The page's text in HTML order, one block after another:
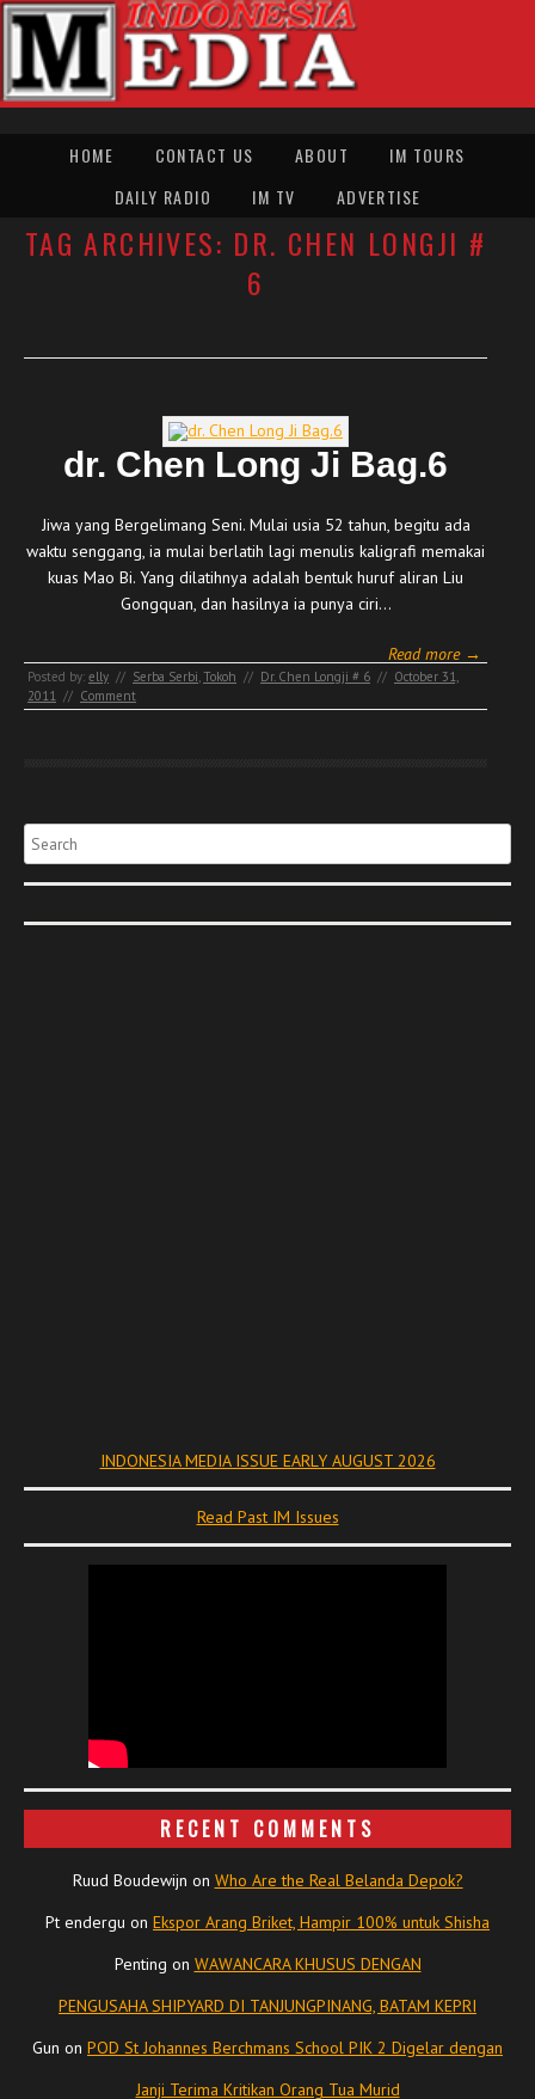
HOME CONTACT US ABOUT
IM TOURS
DAILY RADIO
IM TV ADVERTISE
TAG ARCHIVES: DR. CHEN LONGJI #
6
dr. Chen Long Ji Bag.6
Jiwa yang Bergelimang Seni. Mulai usia 52 tahun, begitu ada
waktu senggang, ia mulai berlatih lagi menulis kaligrafi memakai
kuas Mao Bi. Yang dilatihnya adalah bentuk huruf aliran Liu
Gongquan, dan hasilnya ia punya ciri…
Read more →
Posted by: elly // Serba Serbi Tokoh // Dr. Chen Longji # 6 // October 31,
2011
// Comment
Search
INDONESIA MEDIA ISSUE EARLY AUGUST 2026
Read Past IM Issues
RECENT COMMENTS
Ruud Boudewijn on Who Are the Real Belanda Depok?
Pt endergu on Ekspor Arang Briket, Hampir 100% untuk Shisha
Penting on WAWANCARA KHUSUS DENGAN
PENGUSAHA SHIPYARD DI TANJUNGPINANG, BATAM KEPRI
Gun on POD St Johannes Berchmans School PIK 2 Digelar dengan
Janji Terima Kritikan Orang Tua Murid